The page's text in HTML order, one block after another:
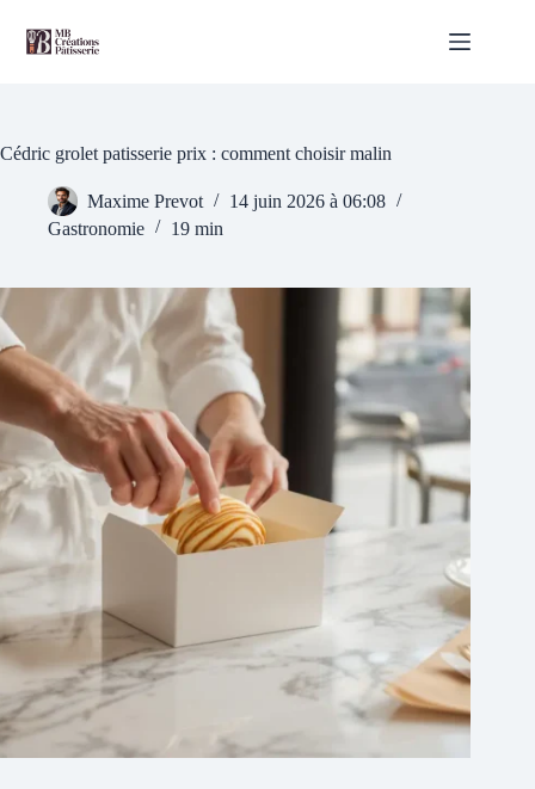
contenu
Cédric grolet patisserie prix : comment choisir malin
Maxime Prevot
14 juin 2026 à 06:08
Gastronomie
19 min